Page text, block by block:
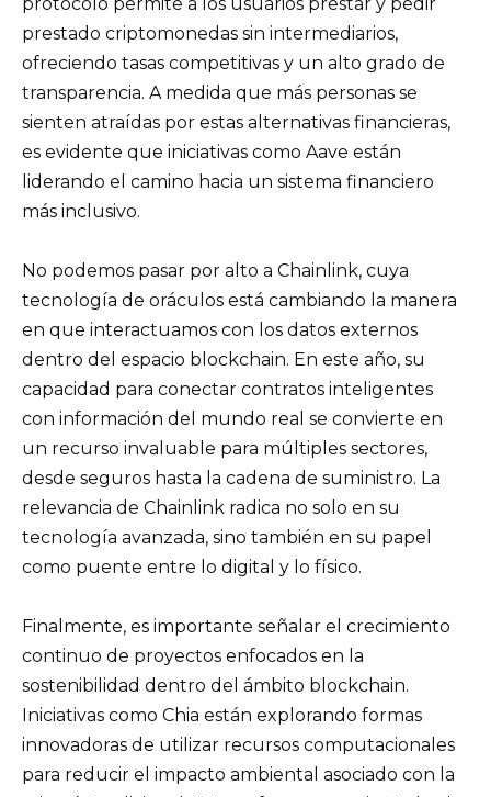
prestado criptomonedas sin intermediarios,
ofreciendo tasas competitivas y un alto grado de
transparencia. A medida que más personas se
sienten atraídas por estas alternativas financieras,
es evidente que iniciativas como Aave están
liderando el camino hacia un sistema financiero
más inclusivo.
No podemos pasar por alto a Chainlink, cuya
tecnología de oráculos está cambiando la manera
en que interactuamos con los datos externos
dentro del espacio blockchain. En este año, su
capacidad para conectar contratos inteligentes
con información del mundo real se convierte en
un recurso invaluable para múltiples sectores,
desde seguros hasta la cadena de suministro. La
relevancia de Chainlink radica no solo en su
tecnología avanzada, sino también en su papel
como puente entre lo digital y lo físico.
Finalmente, es importante señalar el crecimiento
continuo de proyectos enfocados en la
sostenibilidad dentro del ámbito blockchain.
Iniciativas como Chia están explorando formas
innovadoras de utilizar recursos computacionales
para reducir el impacto ambiental asociado con la